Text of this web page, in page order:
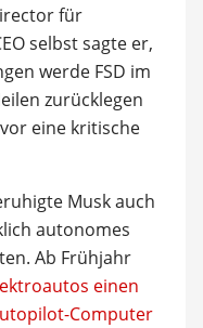
für
selbst sagte er,
werde FSD im
zurücklegen
eine kritische
Musk auch
autonomes
Ab Frühjahr
einen
Computer